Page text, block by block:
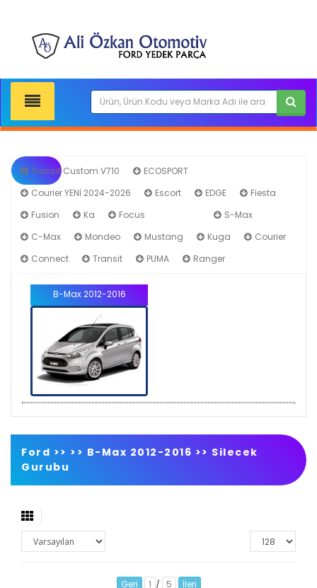
Transit Custom V710
ECOSPORT
Courier YENİ 2024-2026
Escort EDGE
Fiesta
Fusion
Ka Focus
S-Max
C-Max
Mondeo Mustang Kuga
Courier
Connect
Transit PUMA Ranger
B-Max 2012-2016
Ford >> >> B-Max 2012-2016 >> Silecek
Gurubu
Geri 1 / 5 İleri